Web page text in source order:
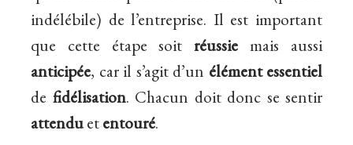
indélébile) de l’entreprise. Il est important
que cette étape soitréussie mais aussi
anticipée, car il s’agit d’un élément essentiel
de fidélisation. Chacun doit donc se sentir
attenduetentouré.